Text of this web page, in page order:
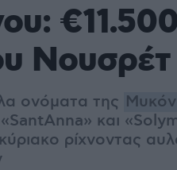
Νουσρέτ
ονόματα της
και
ρίχνοντας